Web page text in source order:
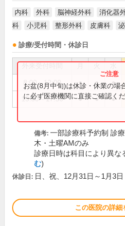
内科 外科 脳神経外科 消化器
科
小児科 整形外科 皮膚科
診療/受付時間・休診日
8:00～12:00 ● ● ●
13:30～17:30 ● ● ●
お盆(8月中旬)は休診・休業の場
に必ず医療機関に直接ご確認くだ
備考: 一部診療科予約制 診
木・土曜AMのみ
診療日時は科目により異な
む)
休診日: 日、祝、12月31日～1月3日
この医院の詳細